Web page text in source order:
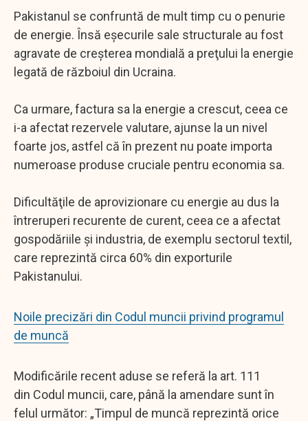
Pakistanul se confruntă de mult timp cu o penurie
de energie. Însă eşecurile sale structurale au fost
agravate de creşterea mondială a preţului la energie
legată de războiul din Ucraina.
Ca urmare, factura sa la energie a crescut, ceea ce
i-a afectat rezervele valutare, ajunse la un nivel
foarte jos, astfel că în prezent nu poate importa
numeroase produse cruciale pentru economia sa.
Dificultăţile de aprovizionare cu energie au dus la
întreruperi recurente de curent, ceea ce a afectat
gospodăriile şi industria, de exemplu sectorul textil,
care reprezintă circa 60% din exporturile
Pakistanului.
Noile precizări din Codul muncii privind programul
de muncă
Modificările recent aduse se referă la art. 111
din Codul muncii, care, până la amendare sunt în
felul următor: „Timpul de muncă reprezintă orice